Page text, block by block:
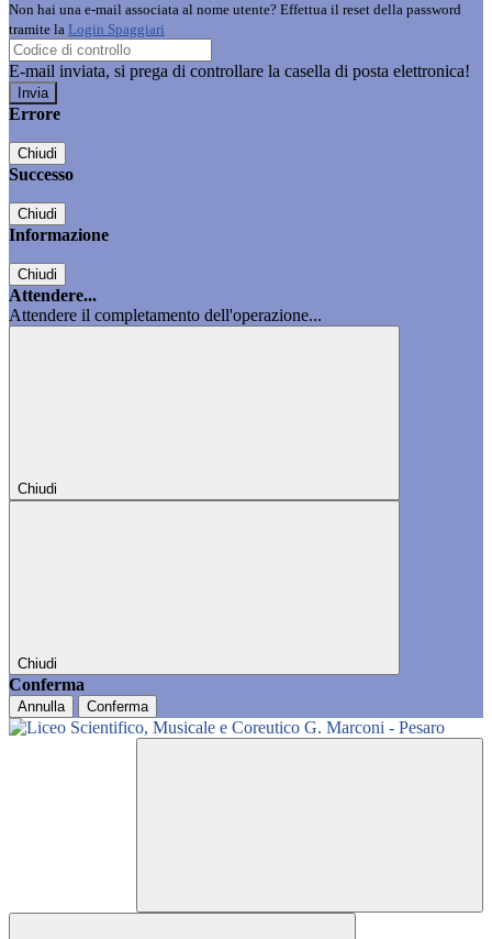
Non hai una e-mail associata al nome utente? Effettua il reset della password
tramite la Login Spaggiari
E-mail inviata, si prega di controllare la casella di posta elettronica!
Errore
Chiudi
Successo
Chiudi
Informazione
Chiudi
Attendere...
Attendere il completamento dell'operazione...
Chiudi
Chiudi
Conferma
Annulla Conferma